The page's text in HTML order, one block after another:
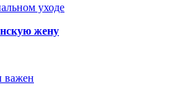
уходе
жену
важен